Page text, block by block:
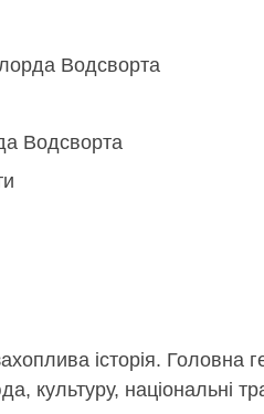
Водсворта
Водсворта
історія.
культуру,